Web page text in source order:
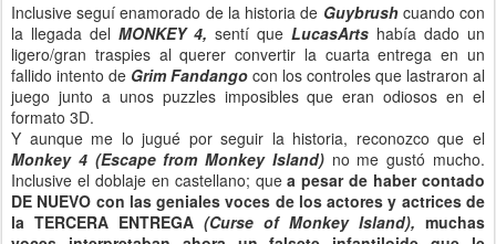
Inclusive seguí enamorado de la historia de Guybrush cuando con
la llegada del MONKEY 4, sentí que LucasArts había dado un
ligero/gran traspies al querer convertir la cuarta entrega en un
fallido intento de Grim Fandango con los controles que lastraron al
juego junto a unos puzzles imposibles que eran odiosos en el
formato 3D.
Y aunque me lo jugué por seguir la historia, reconozco que el
Monkey 4 (Escape from Monkey Island)no me gustó mucho.
Inclusive el doblaje en castellano; quea pesar de haber contado
DE NUEVO con las geniales voces de los actores y actrices de
la TERCERA ENTREGA (Curse of Monkey Island), muchas